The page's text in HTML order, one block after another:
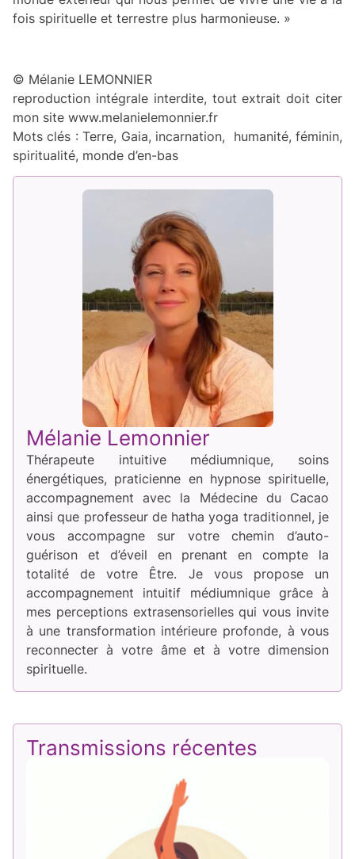
fois spirituelle et terrestre plus harmonieuse. »
© Mélanie LEMONNIER
reproduction intégrale interdite, tout extrait doit citer
mon site www.melanielemonnier.fr
Mots clés : Terre, Gaia, incarnation, humanité, féminin,
spiritualité, monde d’en-bas
Mélanie Lemonnier
Thérapeute intuitive médiumnique, soins
énergétiques, praticienne en hypnose spirituelle,
accompagnement avec la Médecine du Cacao
ainsi que professeur de hatha yoga traditionnel, je
vous accompagne sur votre chemin d’auto-
guérison et d’éveil en prenant en compte la
totalité de votre Être. Je vous propose un
accompagnement intuitif médiumnique grâce à
mes perceptions extrasensorielles qui vous invite
à une transformation intérieure profonde, à vous
reconnecter à votre âme et à votre dimension
spirituelle.
Transmissions récentes